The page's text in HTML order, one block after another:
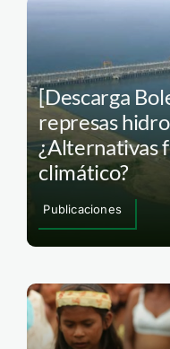
[Descarga
represas
¿Alternativas
climático?
Publicaciones